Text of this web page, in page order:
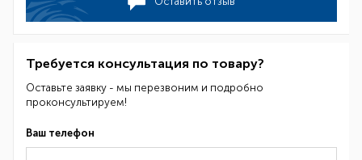
Требуется консультация по товару?
Оставьте заявку - мы перезвоним и подробно
проконсультируем!
Ваш телефон